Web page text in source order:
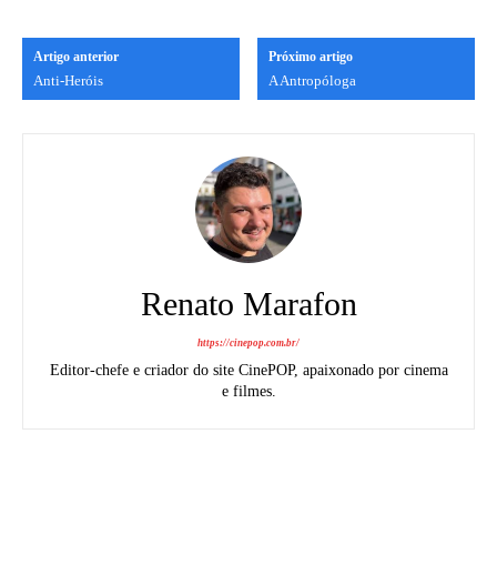
Artigo anterior
Anti-Heróis
Próximo artigo
A Antropóloga
Renato Marafon
https://cinepop.com.br/
Editor-chefe e criador do site CinePOP, apaixonado por cinema
e filmes.